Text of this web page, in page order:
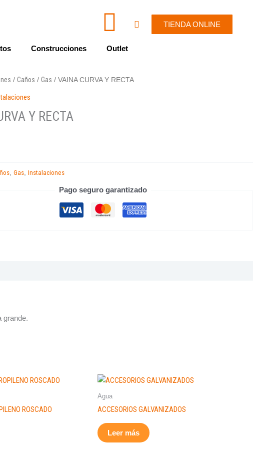
c
o
v
e
W
h
a
p
Cart TIENDA ONLINE
Construcciones Outlet
/Caños /Gas / VAINA CURVA Y RECTA
Y RECTA
,Gas ,Instalaciones
Pago seguro garantizado
grande.
ROSCADO
Agua
ACCESORIOS GALVANIZADOS
Leer más